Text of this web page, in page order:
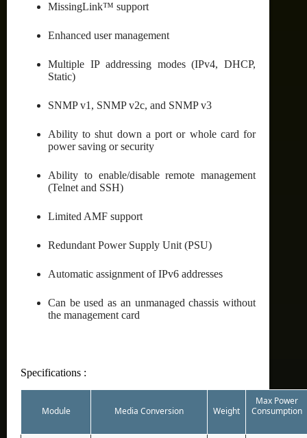
MissingLink™ support
Enhanced user management
Multiple IP addressing modes (IPv4, DHCP,
Static)
SNMP v1, SNMP v2c, and SNMP v3
Ability to shut down a port or whole card for
power saving or security
Ability to enable/disable remote management
(Telnet and SSH)
Limited AMF support
Redundant Power Supply Unit (PSU)
Automatic assignment of IPv6 addresses
Can be used as an unmanaged chassis without
the management card
Specifications :
Module Media Conversion Weight
Max Power
Consumption